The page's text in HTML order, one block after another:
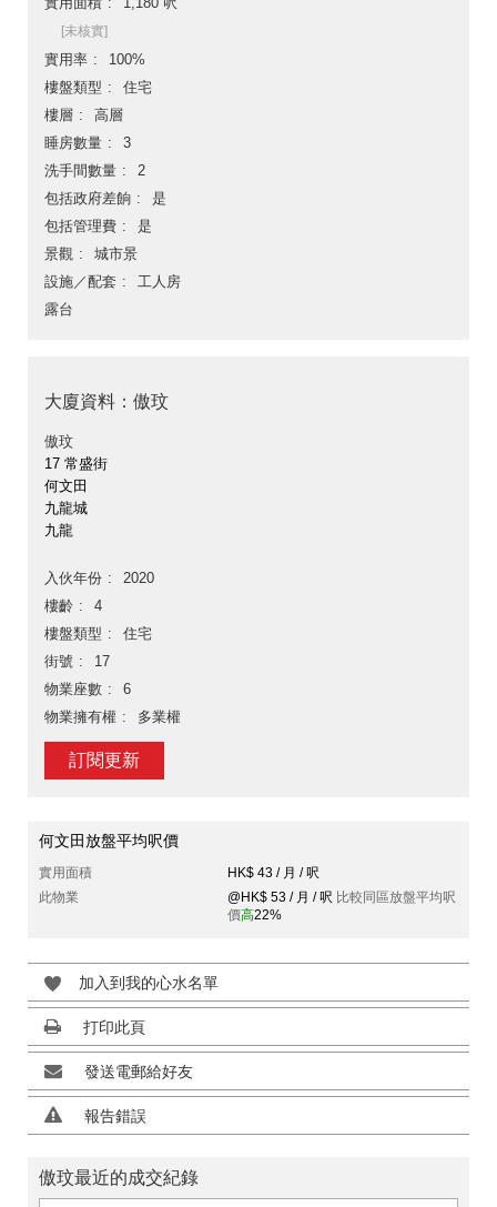
[未核實]
實用率
100%
樓盤類型
住宅
樓層
高層
睡房數量
3
洗手間數量
2
包括政府差餉
是
包括管理費
是
景觀
城市景
設施／配套
工人房
露台
大廈資料：傲玟
傲玟
17 常盛街
何文田
九龍城
九龍
入伙年份
2020
樓齡
4
樓盤類型
住宅
街號
17
物業座數
6
物業擁有權
多業權
訂閱更新
何文田放盤平均呎價
實用面積
HK$ 43 / 月 / 呎
此物業
@HK$ 53 / 月 / 呎 比較同區放盤平均呎
價高22%
加入到我的心水名單
打印此頁
發送電郵給好友
報告錯誤
傲玟最近的成交紀錄